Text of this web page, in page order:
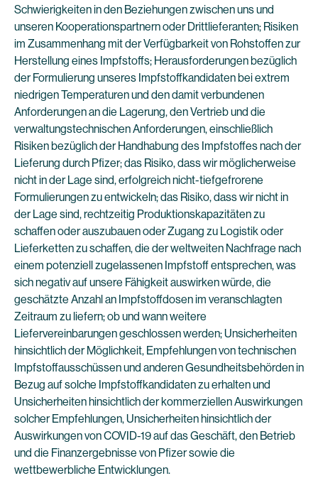
Schwierigkeiten in den Beziehungen zwischen uns und
unseren Kooperationspartnern oder Drittlieferanten; Risiken
im Zusammenhang mit der Verfügbarkeit von Rohstoffen zur
Herstellung eines Impfstoffs; Herausforderungen bezüglich
der Formulierung unseres Impfstoffkandidaten bei extrem
niedrigen Temperaturen und den damit verbundenen
Anforderungen an die Lagerung, den Vertrieb und die
verwaltungstechnischen Anforderungen, einschließlich
Risiken bezüglich der Handhabung des Impfstoffes nach der
Lieferung durch Pfizer; das Risiko, dass wir möglicherweise
nicht in der Lage sind, erfolgreich nicht-tiefgefrorene
Formulierungen zu entwickeln; das Risiko, dass wir nicht in
der Lage sind, rechtzeitig Produktionskapazitäten zu
schaffen oder auszubauen oder Zugang zu Logistik oder
Lieferketten zu schaffen, die der weltweiten Nachfrage nach
einem potenziell zugelassenen Impfstoff entsprechen, was
sich negativ auf unsere Fähigkeit auswirken würde, die
geschätzte Anzahl an Impfstoffdosen im veranschlagten
Zeitraum zu liefern; ob und wann weitere
Liefervereinbarungen geschlossen werden; Unsicherheiten
hinsichtlich der Möglichkeit, Empfehlungen von technischen
Impfstoffausschüssen und anderen Gesundheitsbehörden in
Bezug auf solche Impfstoffkandidaten zu erhalten und
Unsicherheiten hinsichtlich der kommerziellen Auswirkungen
solcher Empfehlungen, Unsicherheiten hinsichtlich der
Auswirkungen von COVID-19 auf das Geschäft, den Betrieb
und die Finanzergebnisse von Pfizer sowie die
wettbewerbliche Entwicklungen.